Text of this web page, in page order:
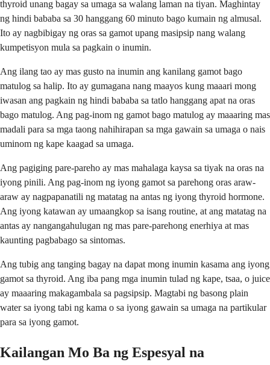
thyroid unang bagay sa umaga sa walang laman na tiyan. Maghintay
ng hindi bababa sa 30 hanggang 60 minuto bago kumain ng almusal.
Ito ay nagbibigay ng oras sa gamot upang masipsip nang walang
kumpetisyon mula sa pagkain o inumin.
Ang ilang tao ay mas gusto na inumin ang kanilang gamot bago
matulog sa halip. Ito ay gumagana nang maayos kung maaari mong
iwasan ang pagkain ng hindi bababa sa tatlo hanggang apat na oras
bago matulog. Ang pag-inom ng gamot bago matulog ay maaaring mas
madali para sa mga taong nahihirapan sa mga gawain sa umaga o nais
uminom ng kape kaagad sa umaga.
Ang pagiging pare-pareho ay mas mahalaga kaysa sa tiyak na oras na
iyong pinili. Ang pag-inom ng iyong gamot sa parehong oras araw-
araw ay nagpapanatili ng matatag na antas ng iyong thyroid hormone.
Ang iyong katawan ay umaangkop sa isang routine, at ang matatag na
antas ay nangangahulugan ng mas pare-parehong enerhiya at mas
kaunting pagbabago sa sintomas.
Ang tubig ang tanging bagay na dapat mong inumin kasama ang iyong
gamot sa thyroid. Ang iba pang mga inumin tulad ng kape, tsaa, o juice
ay maaaring makagambala sa pagsipsip. Magtabi ng basong plain
water sa iyong tabi ng kama o sa iyong gawain sa umaga na partikular
para sa iyong gamot.
Kailangan Mo Ba ng Espesyal na